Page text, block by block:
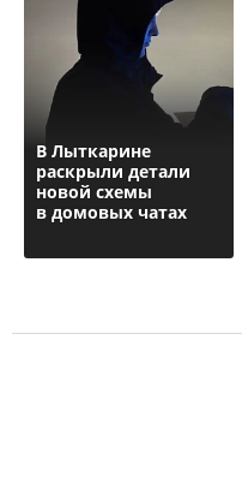
В Лыткарине
раскрыли детали
новой схемы
в домовых чатах